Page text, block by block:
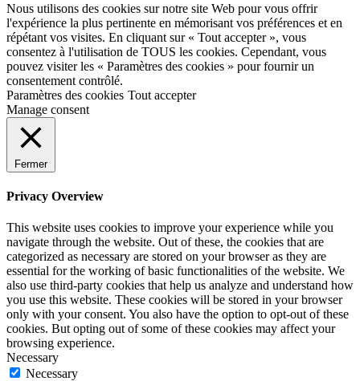
Nous utilisons des cookies sur notre site Web pour vous offrir
l'expérience la plus pertinente en mémorisant vos préférences et en
répétant vos visites. En cliquant sur « Tout accepter », vous
consentez à l'utilisation de TOUS les cookies. Cependant, vous
pouvez visiter les « Paramètres des cookies » pour fournir un
consentement contrôlé.
Paramètres des cookies Tout accepter
Manage consent
Fermer
Privacy Overview
This website uses cookies to improve your experience while you
navigate through the website. Out of these, the cookies that are
categorized as necessary are stored on your browser as they are
essential for the working of basic functionalities of the website. We
also use third-party cookies that help us analyze and understand how
you use this website. These cookies will be stored in your browser
only with your consent. You also have the option to opt-out of these
cookies. But opting out of some of these cookies may affect your
browsing experience.
Necessary
Necessary